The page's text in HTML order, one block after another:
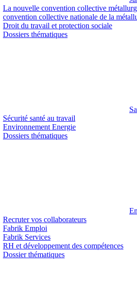
La nouvelle convention collective
convention collective nationale de la
Droit du travail et protection sociale
Dossiers thématiques
Sécurité santé au travail
Environnement Energie
Dossiers thématiques
Recruter vos collaborateurs
Fabrik Emploi
Fabrik Services
RH et développement des compétences
Dossier thématiques